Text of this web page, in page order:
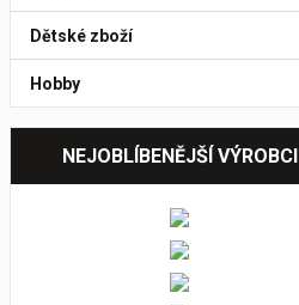
Dětské zboží
Hobby
NEJOBLÍBENĚJŠÍ VÝROBCI